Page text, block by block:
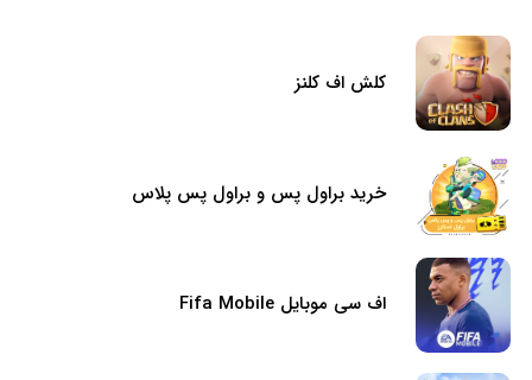
کلش اف کلنز
خرید براول پس و براول پس پلاس
اف سی موبایل Fifa Mobile